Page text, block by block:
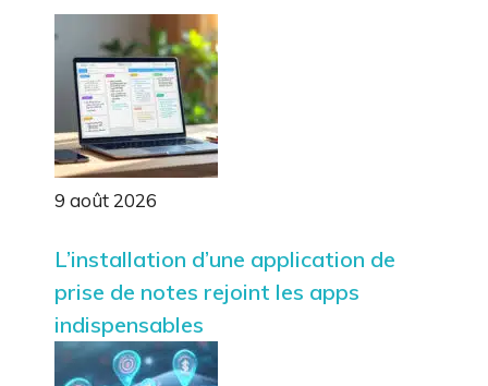
9 août 2026
L’installation d’une application de
prise de notes rejoint les apps
indispensables